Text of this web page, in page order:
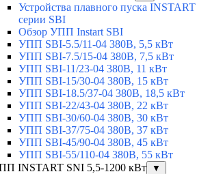
Устройства плавного пуска INSTART
серии SBI
Обзор УПП Instart SBI
УПП SBI-5.5/11-04 380В, 5,5 кВт
УПП SBI-7.5/15-04 380В, 7,5 кВт
УПП SBI-11/23-04 380В, 11 кВт
УПП SBI-15/30-04 380В, 15 кВт
УПП SBI-18.5/37-04 380В, 18,5 кВт
УПП SBI-22/43-04 380В, 22 кВт
УПП SBI-30/60-04 380В, 30 кВт
УПП SBI-37/75-04 380В, 37 кВт
УПП SBI-45/90-04 380В, 45 кВт
УПП SBI-55/110-04 380В, 55 кВт
INSTART SNI 5,5-1200 кВт
▼